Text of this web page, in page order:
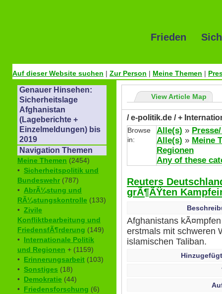
Frieden
Auf dieser Website suchen | Zur Person | Meine Themen |
Genauer Hinsehen:
Sicherheitslage
Afghanistan
(Lageberichte +
Einzelmeldungen) bis
2019
Navigation Themen
Meine Themen (2454)
• Sicherheitspolitik und
Bundeswehr (787)
• AbrÃ¼stung und
RÃ¼stungskontrolle (133)
• Zivile
Konfliktbearbeitung und
FriedensfÃ¶rderung (149)
• Internationale Politik
und Regionen + (1159)
• Erinnerungsarbeit (103)
• Sonstiges (18)
• Demokratie (44)
• Friedensforschung (6)
View Article Map
/ e-politik.de / +
Browse
in:
Alle(s) »
Alle(s) » Meine
Regionen
Any of these
Reuters
grÃ¶ÃŸten
Afghanistans
erstmals mit schweren
islamischen Taliban.